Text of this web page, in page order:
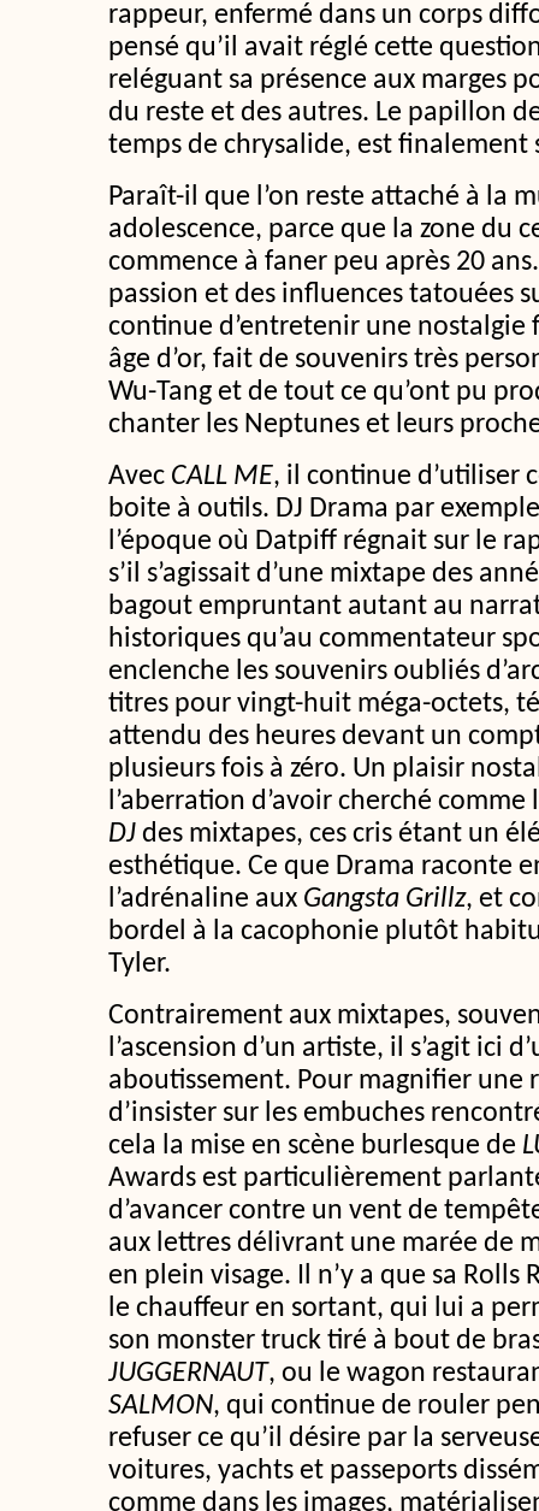
rappeur, enfermé dans un corps
pensé qu’il avait réglé cette
reléguant sa présence aux marges
du reste et des autres. Le papillon
temps de chrysalide, est finalement
Paraît-il que l’on reste attaché à la
adolescence, parce que la zone du
commence à faner peu après 20
passion et des influences tatouées
continue d’entretenir une
âge d’or, fait de souvenirs très
Wu-Tang et de tout ce qu’ont pu
chanter les Neptunes et leurs
Avec CALL ME, il continue d’utiliser
boite à outils. DJ Drama par
l’époque où Datpiff régnait sur le
s’il s’agissait d’une mixtape des
bagout empruntant autant au
historiques qu’au commentateur
enclenche les souvenirs oubliés
titres pour vingt-huit méga-octets,
attendu des heures devant un
plusieurs fois à zéro. Un plaisir
l’aberration d’avoir cherché
DJ des mixtapes, ces cris étant un
esthétique. Ce que Drama raconte
l’adrénaline aux Gangsta Grillz, et
bordel à la cacophonie plutôt
Tyler.
Contrairement aux mixtapes,
l’ascension d’un artiste, il s’agit ici
aboutissement. Pour magnifier une
d’insister sur les embuches
cela la mise en scène burlesque de
Awards est particulièrement
d’avancer contre un vent de
aux lettres délivrant une marée de
en plein visage. Il n’y a que sa Rolls
le chauffeur en sortant, qui lui a
son monster truck tiré à bout de
JUGGERNAUT, ou le wagon
SALMON, qui continue de rouler
refuser ce qu’il désire par la
voitures, yachts et passeports
comme dans les images,